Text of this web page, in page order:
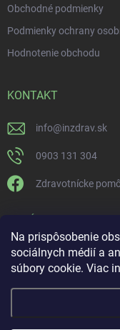
Na prispôsobenie
sociálnych médií a
súbory cookie. Viac
Obchodné podmienky
Podmienky ochrany
Hodnotenie obchodu
KONTAKT
info@inzdrav.sk
0903 131 304
Zdravotnícke